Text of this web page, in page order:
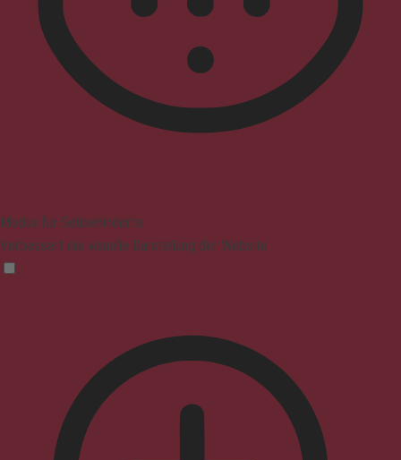
Modus für Sehbehinderte
Verbessert die visuelle Darstellung der Website